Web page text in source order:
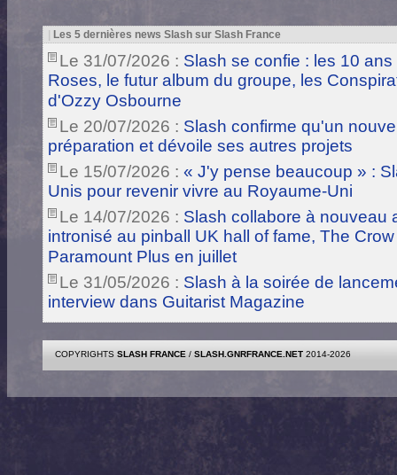
Les 5 dernières news Slash sur Slash France
Le 31/07/2026 : Slash se confie : les 10
Roses, le futur album du groupe, les
d'Ozzy Osbourne
Le 20/07/2026 : Slash confirme qu'un
préparation et dévoile ses autres projets
Le 15/07/2026 : « J'y pense beaucoup » :
Unis pour revenir vivre au Royaume-Uni
Le 14/07/2026 : Slash collabore à nouveau
intronisé au pinball UK hall of fame, The
Paramount Plus en juillet
Le 31/05/2026 : Slash à la soirée de
interview dans Guitarist Magazine
COPYRIGHTS SLASH FRANCE / SLASH.GNRFRANCE.NET 2014-2026